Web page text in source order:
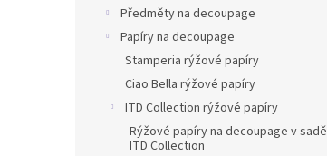
Předměty na decoupage
Papíry na decoupage
Stamperia rýžové papíry
Ciao Bella rýžové papíry
ITD Collection rýžové papíry
Rýžové papíry na decoupage v sadě
ITD Collection